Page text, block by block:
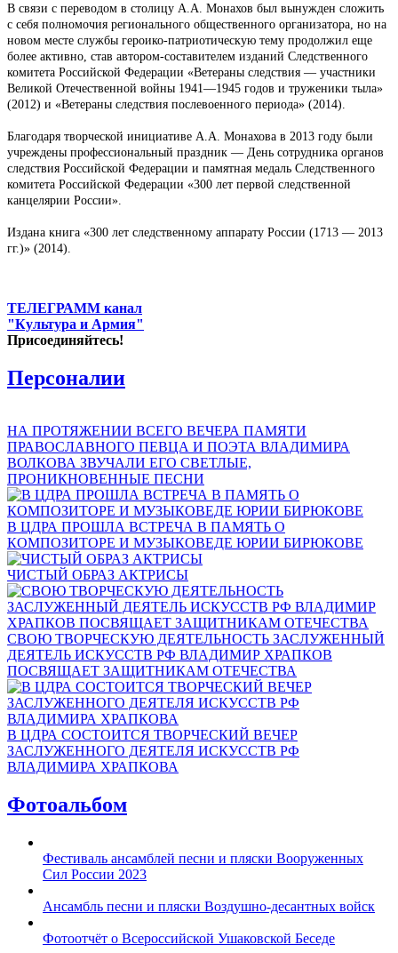
В связи с переводом в столицу А.А. Монахов был вынужден сложить
с себя полномочия регионального общественного организатора, но на
новом месте службы героико-патриотическую тему продолжил еще
более активно, став автором-составителем изданий Следственного
комитета Российской Федерации «Ветераны следствия — участники
Великой Отечественной войны 1941—1945 годов и труженики тыла»
(2012) и «Ветераны следствия послевоенного периода» (2014).
Благодаря творческой инициативе А.А. Монахова в 2013 году были
учреждены профессиональный праздник — День сотрудника органов
следствия Российской Федерации и памятная медаль Следственного
комитета Российской Федерации «300 лет первой следственной
канцелярии России».
Издана книга «300 лет следственному аппарату России (1713 — 2013
гг.)» (2014).
ТЕЛЕГРАММ канал
"Культура и Армия"
Присоединяйтесь!
Персоналии
НА ПРОТЯЖЕНИИ ВСЕГО ВЕЧЕРА ПАМЯТИ
ПРАВОСЛАВНОГО ПЕВЦА И ПОЭТА ВЛАДИМИРА
ВОЛКОВА ЗВУЧАЛИ ЕГО СВЕТЛЫЕ,
ПРОНИКНОВЕННЫЕ ПЕСНИ
В ЦДРА ПРОШЛА ВСТРЕЧА В ПАМЯТЬ О
КОМПОЗИТОРЕ И МУЗЫКОВЕДЕ ЮРИИ БИРЮКОВЕ
ЧИСТЫЙ ОБРАЗ АКТРИСЫ
СВОЮ ТВОРЧЕСКУЮ ДЕЯТЕЛЬНОСТЬ ЗАСЛУЖЕННЫЙ
ДЕЯТЕЛЬ ИСКУССТВ РФ ВЛАДИМИР ХРАПКОВ
ПОСВЯЩАЕТ ЗАЩИТНИКАМ ОТЕЧЕСТВА
В ЦДРА СОСТОИТСЯ ТВОРЧЕСКИЙ ВЕЧЕР
ЗАСЛУЖЕННОГО ДЕЯТЕЛЯ ИСКУССТВ РФ
ВЛАДИМИРА ХРАПКОВА
Фотоальбом
Фестиваль ансамблей песни и пляски Вооруженных
Сил России 2023
Ансамбль песни и пляски Воздушно-десантных войск
Фотоотчёт о Всероссийской Ушаковской Беседе